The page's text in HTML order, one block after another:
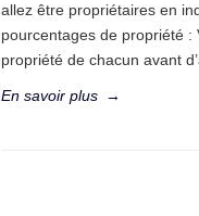
allez être propriétaires en
pourcentages de propriété :
propriété de chacun avant
En savoir plus →